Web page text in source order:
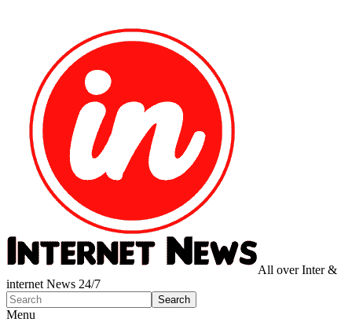
All over Inter &
internet News 24/7
Menu